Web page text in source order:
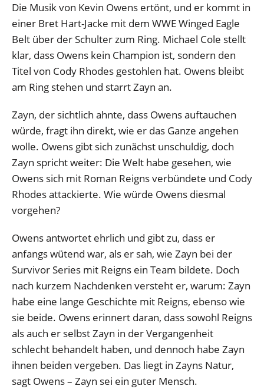
Die Musik von Kevin Owens ertönt, und er kommt in
einer Bret Hart-Jacke mit dem WWE Winged Eagle
Belt über der Schulter zum Ring. Michael Cole stellt
klar, dass Owens kein Champion ist, sondern den
Titel von Cody Rhodes gestohlen hat. Owens bleibt
am Ring stehen und starrt Zayn an.
Zayn, der sichtlich ahnte, dass Owens auftauchen
würde, fragt ihn direkt, wie er das Ganze angehen
wolle. Owens gibt sich zunächst unschuldig, doch
Zayn spricht weiter: Die Welt habe gesehen, wie
Owens sich mit Roman Reigns verbündete und Cody
Rhodes attackierte. Wie würde Owens diesmal
vorgehen?
Owens antwortet ehrlich und gibt zu, dass er
anfangs wütend war, als er sah, wie Zayn bei der
Survivor Series mit Reigns ein Team bildete. Doch
nach kurzem Nachdenken versteht er, warum: Zayn
habe eine lange Geschichte mit Reigns, ebenso wie
sie beide. Owens erinnert daran, dass sowohl Reigns
als auch er selbst Zayn in der Vergangenheit
schlecht behandelt haben, und dennoch habe Zayn
ihnen beiden vergeben. Das liegt in Zayns Natur,
sagt Owens – Zayn sei ein guter Mensch.